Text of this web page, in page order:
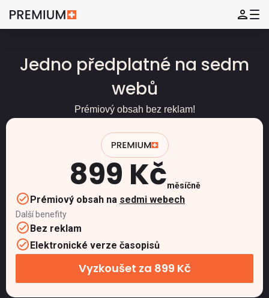
Jedno předplatné na sedm
webů
Prémiový obsah bez reklam!
899 Kčměsíčně
Prémiový obsah na sedmi webech
Další benefity
Bez reklam
Elektronické verze časopisů
Vyzkoušet za 899 Kč